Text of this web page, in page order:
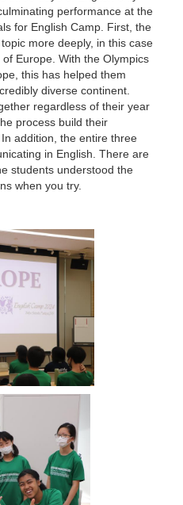
performance at the
for English Camp. First, the
more deeply, in this case
Europe. With the Olympics
this has helped them
diverse continent.
regardless of their year
process build their
addition, the entire three
in English. There are
students understood the
when you try.